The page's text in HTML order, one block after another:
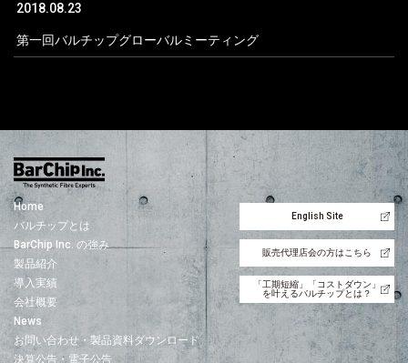
2018.08.23
第一回バルチップグローバルミーティング
Home
バルチップとは
BarChip Inc. の強み
製品紹介
導入実績
会社概要
News
お問い合わせ・製品資料ダウンロード
決算公告・電子公告
English Site
販売代理店会の方はこちら
「工期短縮」「コストダウン」
を叶えるバルチップとは？